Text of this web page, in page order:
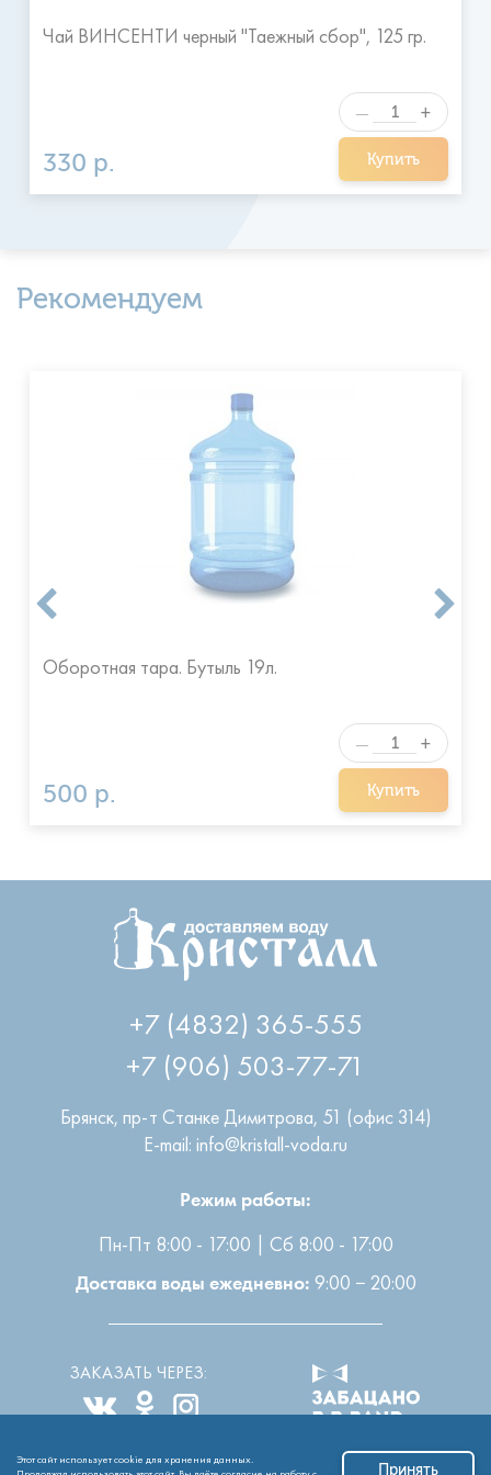
Чай ВИНСЕНТИ черный "Таежный сбор", 125 гр.
330 р. Купить
— +
Рекомендуем
Оборотная тара. Бутыль 19л.
500 р. Купить
— +
+7 (4832) 365-555
+7 (906) 503-77-71
Брянск
пр-т Станке Димитрова, 51 (офис 314)
E-mail: info@kristall-voda.ru
Режим работы:
Пн-Пт 8:00 - 17:00 | Сб 8:00 - 17:00
Доставка воды ежедневно: 9:00 − 20:00
ЗАКАЗАТЬ ЧЕРЕЗ:
Все права защищены2004-2026 © ООО “Кристалл”
Этот сайт использует cookie для хранения данных.
Продолжая использовать этот сайт, Вы даёте согласие на работу с
Принять